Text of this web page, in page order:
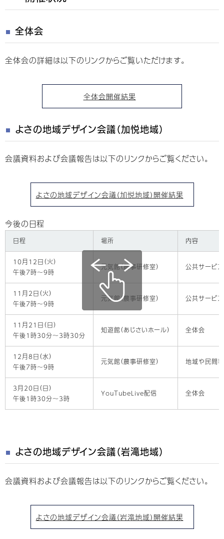
全体会
全体会の詳細は以下のリンクからご覧いただけます。
全体会開催結果
よさの地域デザイン会議（加悦地域）
会議資料および会議報告は以下のリンクからご覧ください。
よさの地域デザイン会議（加悦地域）開催結果
今後の日程
日程 場所 内容
10月12日（火）
午後7時～9時
元気館（農事研修室） 公共サービ
11月2日（火）
午後7時～9時
元気館（農事研修室） 公共サービ
11月21日（日）
午後1時30分～3時30分
知遊館（あじさいホール） 全体会
12月8日（水）
午後7時～9時
元気館（農事研修室） 地域や民間
3月20日（日）
午後1時30分～3時
YouTubeLive配信 全体会
よさの地域デザイン会議（岩滝地域）
会議資料および会議報告は以下のリンクからご覧ください。
よさの地域デザイン会議（岩滝地域）開催結果